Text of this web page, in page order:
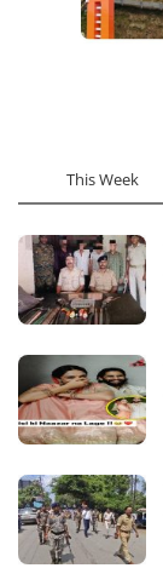
This Week